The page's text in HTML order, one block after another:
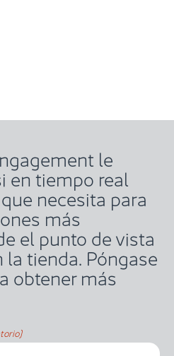
le
en tiempo real
necesita para
más
el punto de vista
tienda. Póngase
obtener más